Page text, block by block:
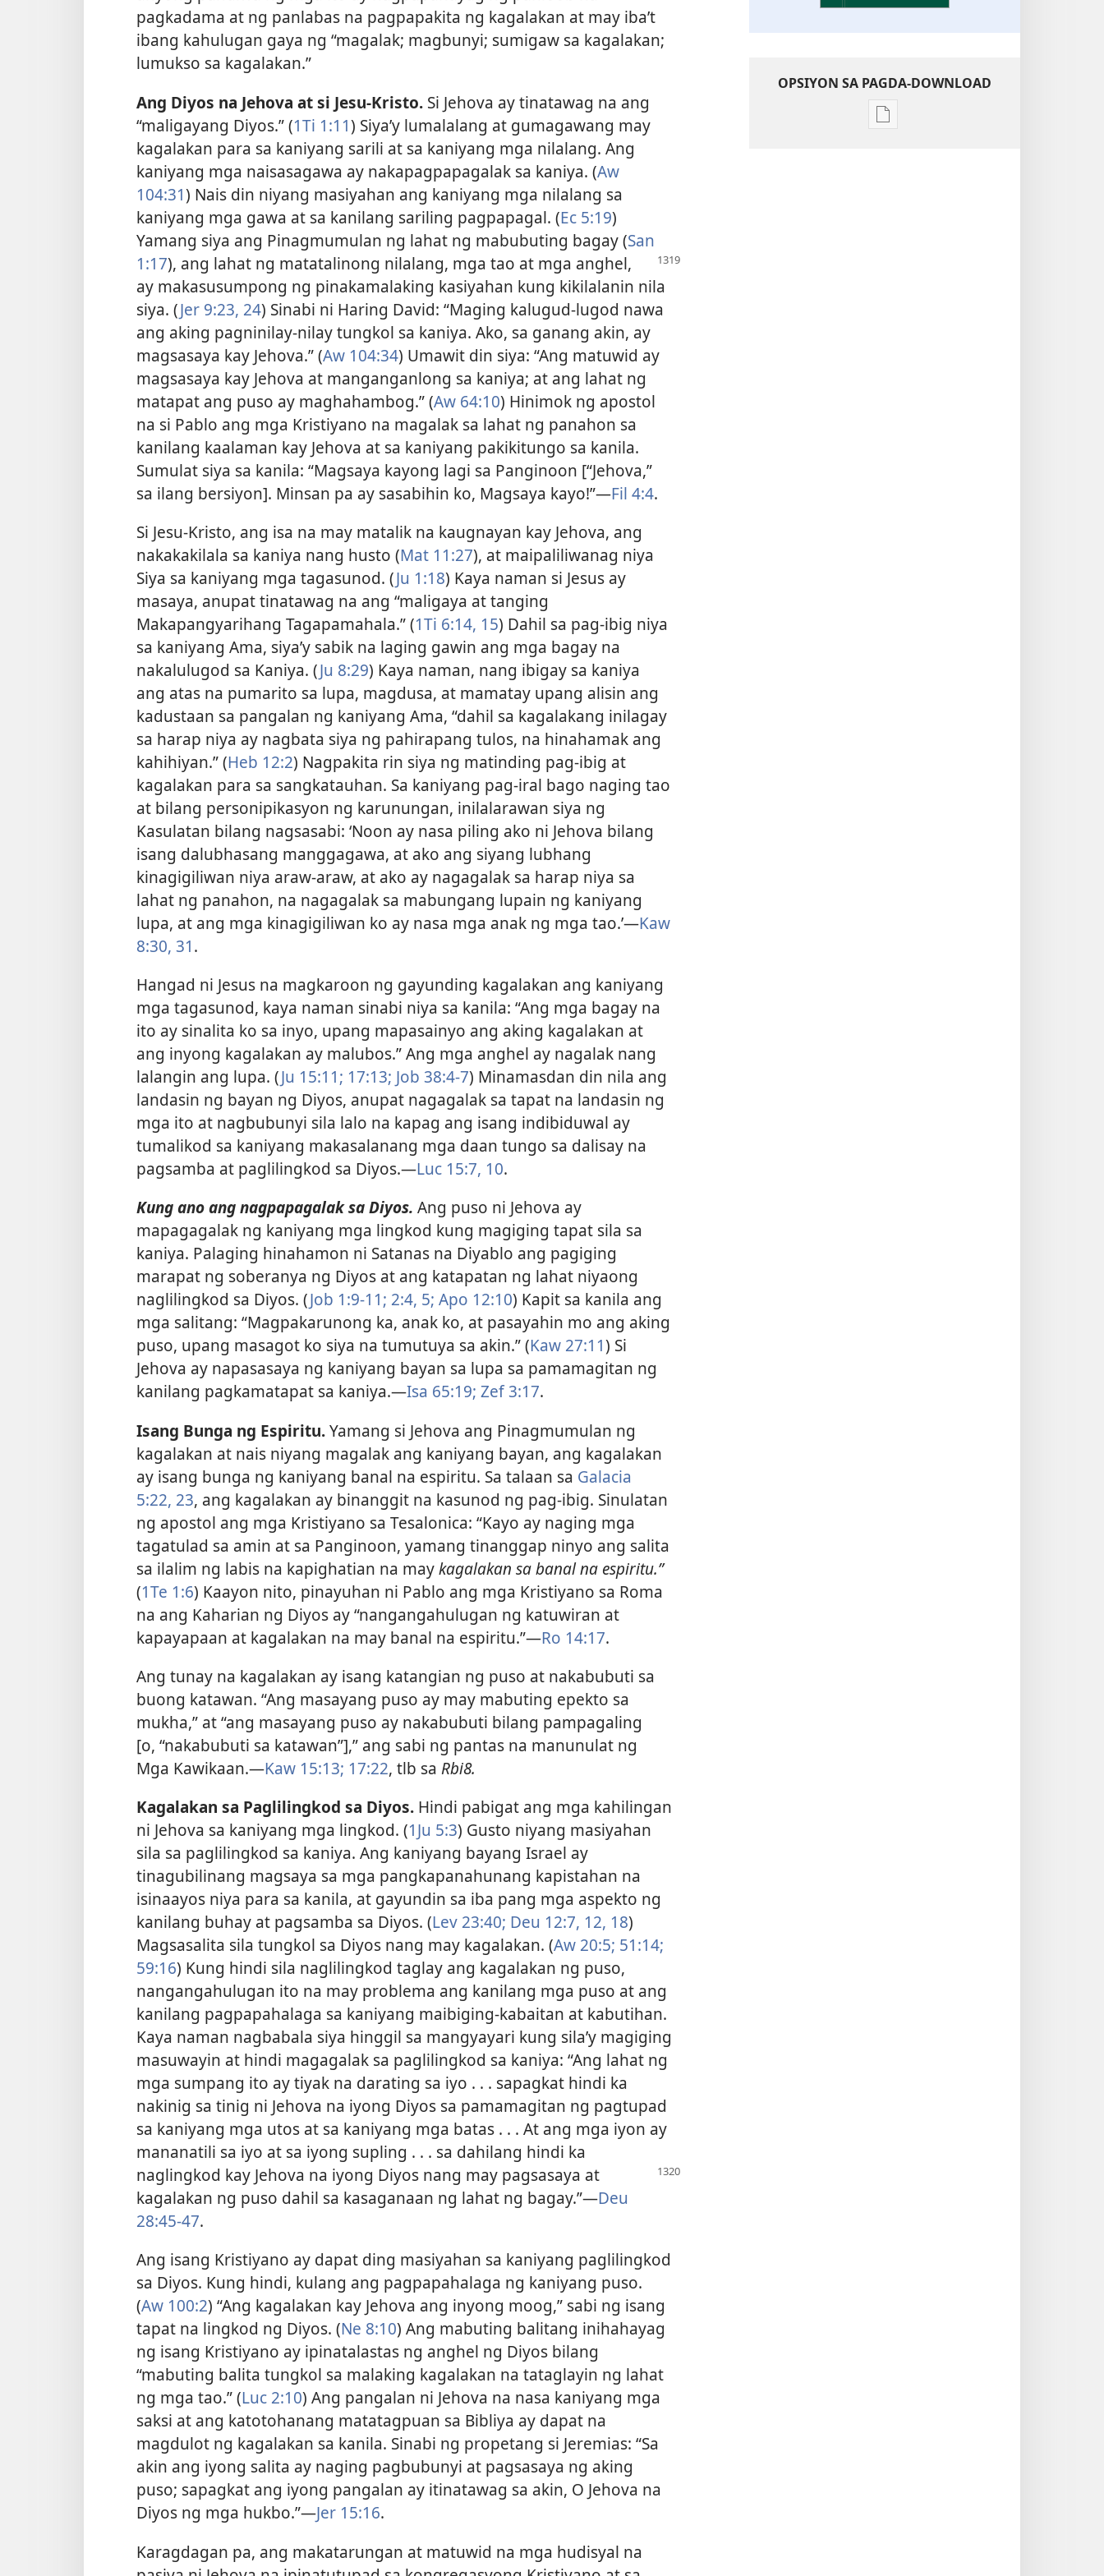
pagkadama at ng panlabas na pagpapakita ng kagalakan at may iba’t
ibang kahulugan gaya ng “magalak; magbunyi; sumigaw sa kagalakan;
lumukso sa kagalakan.”
Ang Diyos na Jehova at si Jesu-Kristo. Si Jehova ay tinatawag na ang
“maligayang Diyos.” (1Ti 1:11) Siya’y lumalalang at gumagawang may
kagalakan para sa kaniyang sarili at sa kaniyang mga nilalang. Ang
kaniyang mga naisasagawa ay nakapagpapagalak sa kaniya. (Aw
104:31) Nais din niyang masiyahan ang kaniyang mga nilalang sa
kaniyang mga gawa at sa kanilang sariling pagpapagal. (Ec 5:19)
Yamang siya ang Pinagmumulan ng lahat ng mabubuting bagay (San
1:17), ang lahat ng matatalinong nilalang, mga tao at mga anghel,
ay makasusumpong ng pinakamalaking kasiyahan kung kikilalanin nila
siya. (Jer 9:23, 24) Sinabi ni Haring David: “Maging kalugud-lugod nawa
ang aking pagninilay-nilay tungkol sa kaniya. Ako, sa ganang akin, ay
magsasaya kay Jehova.” (Aw 104:34) Umawit din siya: “Ang matuwid ay
magsasaya kay Jehova at manganganlong sa kaniya; at ang lahat ng
matapat ang puso ay maghahambog.” (Aw 64:10) Hinimok ng apostol
na si Pablo ang mga Kristiyano na magalak sa lahat ng panahon sa
kanilang kaalaman kay Jehova at sa kaniyang pakikitungo sa kanila.
Sumulat siya sa kanila: “Magsaya kayong lagi sa Panginoon [“Jehova,”
sa ilang bersiyon]. Minsan pa ay sasabihin ko, Magsaya kayo!”​—Fil 4:4.
Si Jesu-Kristo, ang isa na may matalik na kaugnayan kay Jehova, ang
nakakakilala sa kaniya nang husto (Mat 11:27), at maipaliliwanag niya
Siya sa kaniyang mga tagasunod. (Ju 1:18) Kaya naman si Jesus ay
masaya, anupat tinatawag na ang “maligaya at tanging
Makapangyarihang Tagapamahala.” (1Ti 6:14, 15) Dahil sa pag-ibig niya
sa kaniyang Ama, siya’y sabik na laging gawin ang mga bagay na
nakalulugod sa Kaniya. (Ju 8:29) Kaya naman, nang ibigay sa kaniya
ang atas na pumarito sa lupa, magdusa, at mamatay upang alisin ang
kadustaan sa pangalan ng kaniyang Ama, “dahil sa kagalakang inilagay
sa harap niya ay nagbata siya ng pahirapang tulos, na hinahamak ang
kahihiyan.” (Heb 12:2) Nagpakita rin siya ng matinding pag-ibig at
kagalakan para sa sangkatauhan. Sa kaniyang pag-iral bago naging tao
at bilang personipikasyon ng karunungan, inilalarawan siya ng
Kasulatan bilang nagsasabi: ‘Noon ay nasa piling ako ni Jehova bilang
isang dalubhasang manggagawa, at ako ang siyang lubhang
kinagigiliwan niya araw-araw, at ako ay nagagalak sa harap niya sa
lahat ng panahon, na nagagalak sa mabungang lupain ng kaniyang
lupa, at ang mga kinagigiliwan ko ay nasa mga anak ng mga tao.’​—Kaw
8:30, 31.
Hangad ni Jesus na magkaroon ng gayunding kagalakan ang kaniyang
mga tagasunod, kaya naman sinabi niya sa kanila: “Ang mga bagay na
ito ay sinalita ko sa inyo, upang mapasainyo ang aking kagalakan at
ang inyong kagalakan ay malubos.” Ang mga anghel ay nagalak nang
lalangin ang lupa. (Ju 15:11; 17:13; Job 38:4-7) Minamasdan din nila ang
landasin ng bayan ng Diyos, anupat nagagalak sa tapat na landasin ng
mga ito at nagbubunyi sila lalo na kapag ang isang indibiduwal ay
tumalikod sa kaniyang makasalanang mga daan tungo sa dalisay na
pagsamba at paglilingkod sa Diyos.​—Luc 15:7, 10.
Kung ano ang nagpapagalak sa Diyos. Ang puso ni Jehova ay
mapagagalak ng kaniyang mga lingkod kung magiging tapat sila sa
kaniya. Palaging hinahamon ni Satanas na Diyablo ang pagiging
marapat ng soberanya ng Diyos at ang katapatan ng lahat niyaong
naglilingkod sa Diyos. (Job 1:9-11; 2:4, 5; Apo 12:10) Kapit sa kanila ang
mga salitang: “Magpakarunong ka, anak ko, at pasayahin mo ang aking
puso, upang masagot ko siya na tumutuya sa akin.” (Kaw 27:11) Si
Jehova ay napasasaya ng kaniyang bayan sa lupa sa pamamagitan ng
kanilang pagkamatapat sa kaniya.​—Isa 65:19; Zef 3:17.
Isang Bunga ng Espiritu.Yamang si Jehova ang Pinagmumulan ng
kagalakan at nais niyang magalak ang kaniyang bayan, ang kagalakan
ay isang bunga ng kaniyang banal na espiritu. Sa talaan sa Galacia
5:22, 23, ang kagalakan ay binanggit na kasunod ng pag-ibig. Sinulatan
ng apostol ang mga Kristiyano sa Tesalonica: “Kayo ay naging mga
tagatulad sa amin at sa Panginoon, yamang tinanggap ninyo ang salita
sa ilalim ng labis na kapighatian na maykagalakan sa banal na espiritu.”
(1Te 1:6) Kaayon nito, pinayuhan ni Pablo ang mga Kristiyano sa Roma
na ang Kaharian ng Diyos ay “nangangahulugan ng katuwiran at
kapayapaan at kagalakan na may banal na espiritu.”​—Ro 14:17.
Ang tunay na kagalakan ay isang katangian ng puso at nakabubuti sa
buong katawan. “Ang masayang puso ay may mabuting epekto sa
mukha,” at “ang masayang puso ay nakabubuti bilang pampagaling
[o, “nakabubuti sa katawan”],” ang sabi ng pantas na manunulat ng
Mga Kawikaan.​—Kaw 15:13; 17:22, tlb sa Rbi8.
Kagalakan sa Paglilingkod sa Diyos. Hindi pabigat ang mga kahilingan
ni Jehova sa kaniyang mga lingkod. (1Ju 5:3) Gusto niyang masiyahan
sila sa paglilingkod sa kaniya. Ang kaniyang bayang Israel ay
tinagubilinang magsaya sa mga pangkapanahunang kapistahan na
isinaayos niya para sa kanila, at gayundin sa iba pang mga aspekto ng
kanilang buhay at pagsamba sa Diyos. (Lev 23:40; Deu 12:7, 12, 18)
Magsasalita sila tungkol sa Diyos nang may kagalakan. (Aw 20:5; 51:14;
59:16) Kung hindi sila naglilingkod taglay ang kagalakan ng puso,
nangangahulugan ito na may problema ang kanilang mga puso at ang
kanilang pagpapahalaga sa kaniyang maibiging-kabaitan at kabutihan.
Kaya naman nagbabala siya hinggil sa mangyayari kung sila’y magiging
masuwayin at hindi magagalak sa paglilingkod sa kaniya: “Ang lahat ng
mga sumpang ito ay tiyak na darating sa iyo . . . sapagkat hindi ka
nakinig sa tinig ni Jehova na iyong Diyos sa pamamagitan ng pagtupad
sa kaniyang mga utos at sa kaniyang mga batas . . . At ang mga iyon ay
mananatili sa iyo at sa iyong supling . . . sa dahilang hindi ka
naglingkod kay Jehova na iyong Diyos nang may pagsasaya at
kagalakan ng puso dahil sa kasaganaan ng lahat ng bagay.”​—Deu
28:45-47.
Ang isang Kristiyano ay dapat ding masiyahan sa kaniyang paglilingkod
sa Diyos. Kung hindi, kulang ang pagpapahalaga ng kaniyang puso.
(Aw 100:2) “Ang kagalakan kay Jehova ang inyong moog,” sabi ng isang
tapat na lingkod ng Diyos. (Ne 8:10) Ang mabuting balitang inihahayag
ng isang Kristiyano ay ipinatalastas ng anghel ng Diyos bilang
“mabuting balita tungkol sa malaking kagalakan na tataglayin ng lahat
ng mga tao.” (Luc 2:10) Ang pangalan ni Jehova na nasa kaniyang mga
saksi at ang katotohanang matatagpuan sa Bibliya ay dapat na
magdulot ng kagalakan sa kanila. Sinabi ng propetang si Jeremias: “Sa
akin ang iyong salita ay naging pagbubunyi at pagsasaya ng aking
puso; sapagkat ang iyong pangalan ay itinatawag sa akin, O Jehova na
Diyos ng mga hukbo.”​—Jer 15:16.
Karagdagan pa, ang makatarungan at matuwid na mga hudisyal na
OPSIYON SA PAGDA-DOWNLOAD
Opsiyon